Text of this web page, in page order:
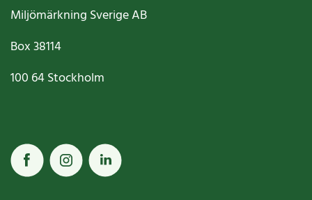
Miljömärkning Sverige AB
Box38114
100 64Stockholm